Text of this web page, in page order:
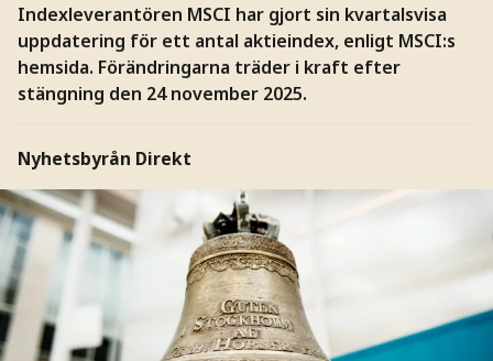
Indexleverantören MSCI har gjort sin kvartalsvisa
uppdatering för ett antal aktieindex, enligt MSCI:s
hemsida. Förändringarna träder i kraft efter
stängning den 24 november 2025.
Nyhetsbyrån Direkt